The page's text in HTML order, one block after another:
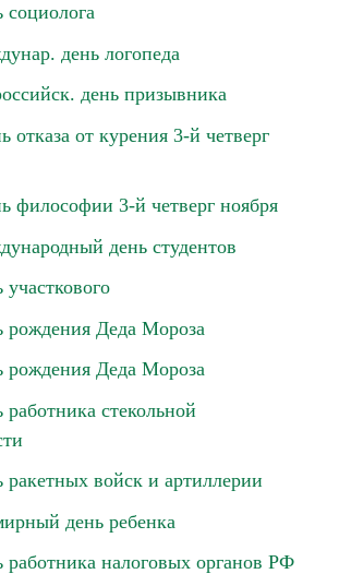
социолога
день логопеда
день призывника
отказа от курения 3-й четверг
философии 3-й четверг ноября
день студентов
рождения Деда Мороза
рождения Деда Мороза
стекольной
ракетных войск и артиллерии
день ребенка
работника налоговых органов РФ